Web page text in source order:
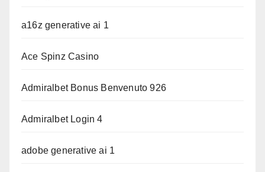
a16z generative ai 1
Ace Spinz Casino
Admiralbet Bonus Benvenuto 926
Admiralbet Login 4
adobe generative ai 1